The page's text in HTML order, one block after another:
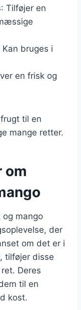
: Tilføjer en
Kan bruges i
en frisk og
til en
mange retter.
om
og mango
der
om det er i
tilføjer disse
Deres
til en
kost.